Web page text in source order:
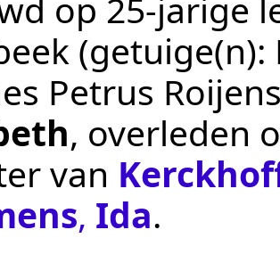
(getuige(n):
Petrus
, overleden
van
, Ida.